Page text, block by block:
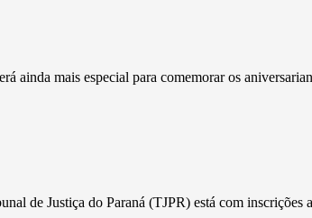
ainda mais especial para comemorar os
de Justiça do Paraná (TJPR) está com